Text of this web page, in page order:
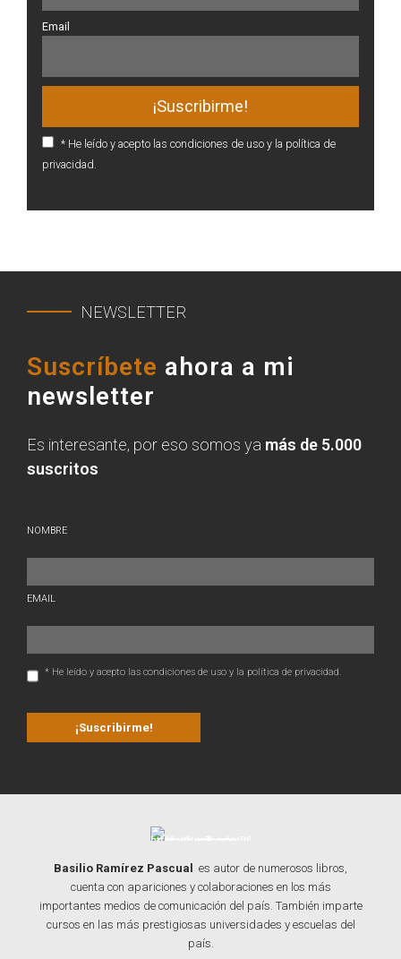
Email
* He leído y acepto las condiciones de uso y la política de
privacidad.
NEWSLETTER
Suscríbete ahora a mi
newsletter
Es interesante, por eso somos ya más de 5.000
suscritos
NOMBRE
EMAIL
* He leído y acepto las condiciones de uso y la política de privacidad.
Basilio Ramírez Pascual
es autor de numerosos libros,
cuenta con apariciones y colaboraciones en los más
importantes medios de comunicación del país. También imparte
cursos en las más prestigiosas universidades y escuelas del
país.